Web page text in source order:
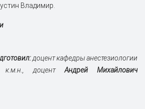
Владимир.
доцент кафедры анестезиологии
к.м.н., доцент Андрей Михайлович